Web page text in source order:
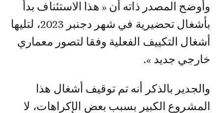
وأوضح المصدر ذاته أن « هذا الاستئناف بدأ
بأشغال تحضيرية في شهر دجنبر 2023، لتليها
أشغال التكييف الفعلية وفقا لتصور معماري
خارجي جديد ».
والجدير بالذكر أنه تم توقيف أشغال هذا
المشروع الكبير بسبب بعض الإكراهات، لا